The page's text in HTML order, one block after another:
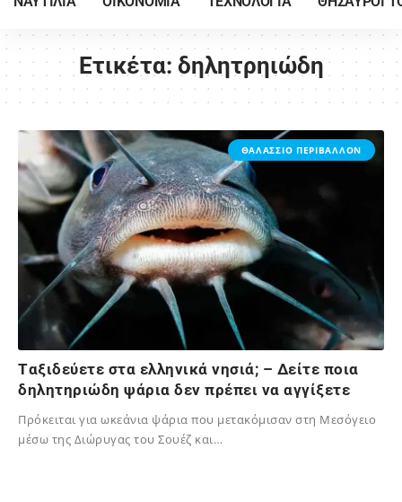
Ετικέτα: δηλητρηιώδη
ΘΑΛΑΣΣΙΟ ΠΕΡΙΒΑΛΛΟΝ
Tαξιδεύετε στα ελληνικά νησιά; – Δείτε ποια
δηλητηριώδη ψάρια δεν πρέπει να αγγίξετε
Πρόκειται για ωκεάνια ψάρια που μετακόμισαν στη Μεσόγειο
μέσω της Διώρυγας του Σουέζ και…